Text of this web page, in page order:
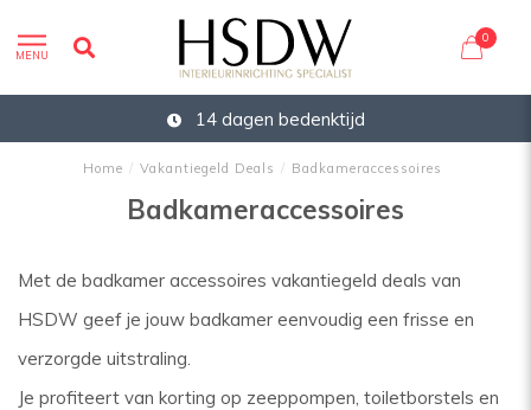
MENU
0
14 dagen bedenktijd
Home / Vakantiegeld Deals / Badkameraccessoires
Badkameraccessoires
Met de badkamer accessoires vakantiegeld deals van
HSDW geef je jouw badkamer eenvoudig een frisse en
verzorgde uitstraling.
Je profiteert van korting op zeeppompen, toiletborstels en